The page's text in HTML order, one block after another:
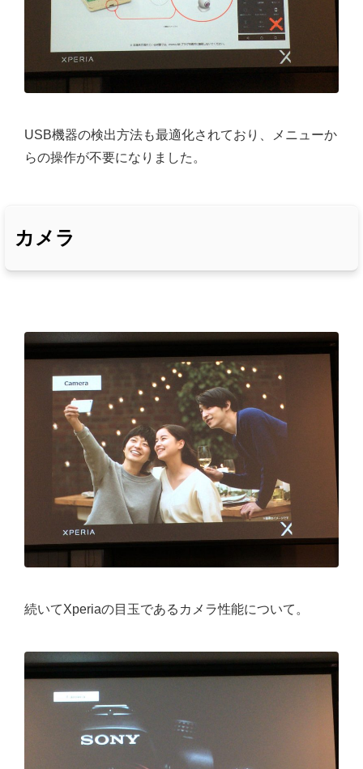
USB機器の検出方法も最適化されており、メニューか
らの操作が不要になりました。
カメラ
続いてXperiaの目玉であるカメラ性能について。